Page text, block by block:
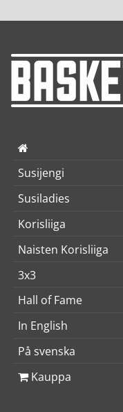
Susijengi
Susiladies
Korisliiga
Naisten Korisliiga
3x3
Hall of Fame
In English
På svenska
Kauppa